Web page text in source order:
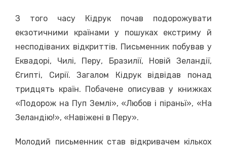
З того часу Кідрук почав подорожувати
екзотичними країнами у пошуках екстриму й
несподіваних відкриттів. Письменник побував у
Еквадорі, Чилі, Перу, Бразилії, Новій Зеландії,
Єгипті, Сирії. Загалом Кідрук відвідав понад
тридцять країн. Побачене описував у книжках
«Подорож на Пуп Землі», «Любов і піраньї», «На
Зеландію!», «Навіжені в Перу».
Молодий письменник став відкривачем кількох